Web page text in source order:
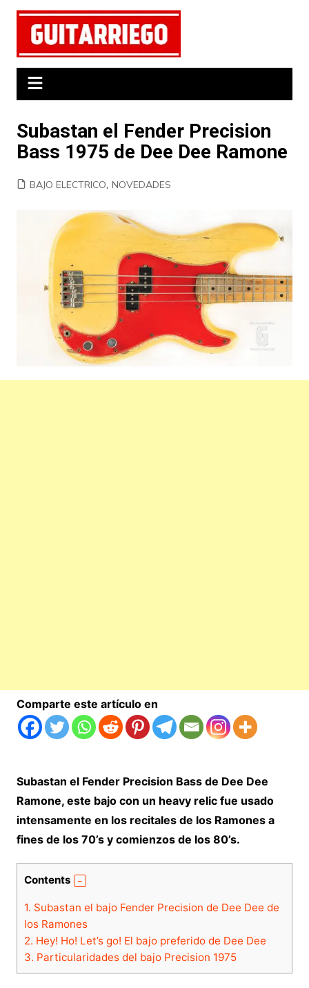
Saltar
contenido
Subastan el Fender Precision
Bass 1975 de Dee Dee Ramone
BAJO ELECTRICO, NOVEDADES
Comparte este artículo en
Subastan el Fender Precision Bass de Dee Dee
Ramone, este bajo con un heavy relic fue usado
intensamente en los recitales de los Ramones a
fines de los 70’s y comienzos de los 80’s.
Contents
1. Subastan el bajo Fender Precision de Dee Dee de
los Ramones
2. Hey! Ho! Let’s go! El bajo preferido de Dee Dee
3. Particularidades del bajo Precision 1975